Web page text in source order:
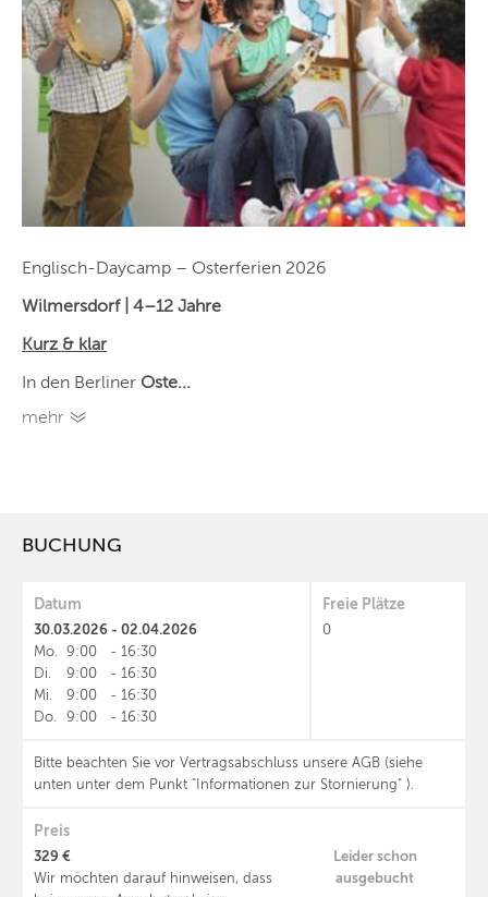
Englisch-Daycamp – Osterferien 2026
Wilmersdorf | 4–12 Jahre
Kurz & klar
In den Berliner Oste...
mehr
BUCHUNG
Datum
30.03.2026 - 02.04.2026
Mo. 9:00 - 16:30
Di.
9:00 - 16:30
Mi.
9:00 - 16:30
Do.
9:00 - 16:30
Bitte beachten Sie vor Vertragsabschluss unsere AGB (siehe
unten unter dem Punkt "Informationen zur Stornierung" ).
Freie Plätze
0
Preis
329 €
Wir möchten darauf hinweisen, dass
Leider schon
ausgebucht